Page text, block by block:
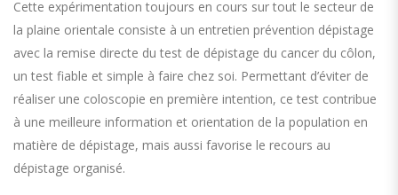
Cette expérimentation toujours en cours sur tout le secteur de
la plaine orientale consiste à un entretien prévention dépistage
avec la remise directe du test de dépistage du cancer du côlon,
un test fiable et simple à faire chez soi. Permettant d’éviter de
réaliser une coloscopie en première intention, ce test contribue
à une meilleure information et orientation de la population en
matière de dépistage, mais aussi favorise le recours au
dépistage organisé.